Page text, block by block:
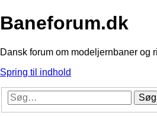
Baneforum.dk
Dansk forum om modeljernbaner og
Spring til indhold
Søg